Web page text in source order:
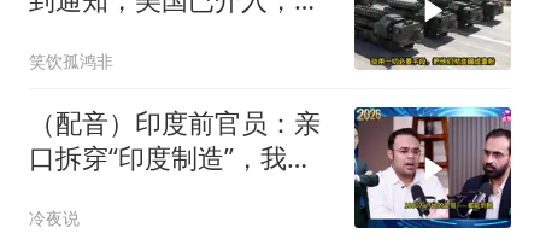
笑饮孤鸿非
（配音）印度前官员：亲
口拆穿“印度制造”，我们
正的工业制造
冷夜说